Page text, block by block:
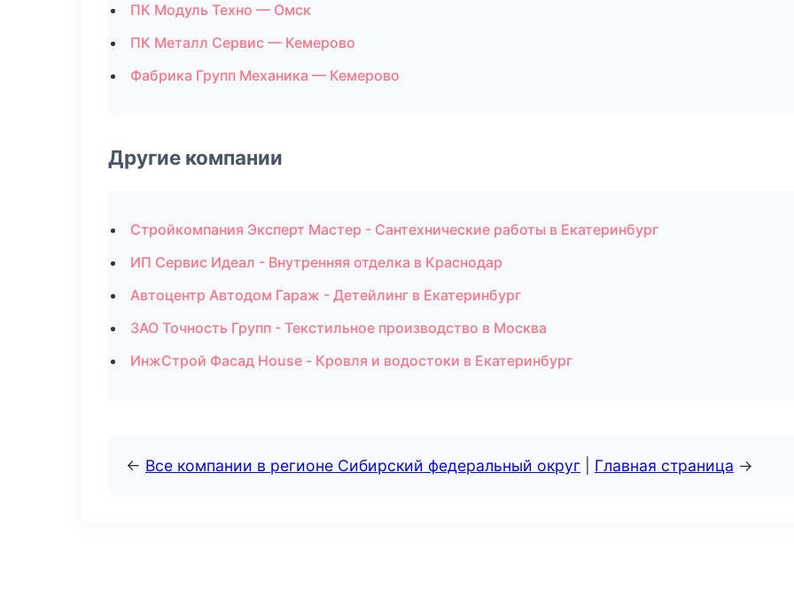
ПК Модуль Техно — Омск
ПК Металл Сервис — Кемерово
Фабрика Групп Механика — Кемерово
Другие компании
Стройкомпания Эксперт Мастер - Сантехнические работы в Екатеринбург
ИП Сервис Идеал - Внутренняя отделка в Краснодар
Автоцентр Автодом Гараж - Детейлинг в Екатеринбург
ЗАО Точность Групп - Текстильное производство в Москва
ИнжСтрой Фасад House - Кровля и водостоки в Екатеринбург
← Все компании в регионе Сибирский федеральный округ Главная страница →